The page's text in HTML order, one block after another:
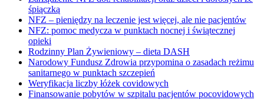
śpiączką
NFZ – pieniędzy na leczenie jest więcej, ale nie pacjentów
NFZ: pomoc medycza w punktach nocnej i świątecznej
opieki
Rodzinny Plan Żywieniowy – dieta DASH
Narodowy Fundusz Zdrowia przypomina o zasadach reżimu
sanitarnego w punktach szczepień
Weryfikacja liczby łóżek covidowych
Finansowanie pobytów w szpitalu pacjentów pocovidowych